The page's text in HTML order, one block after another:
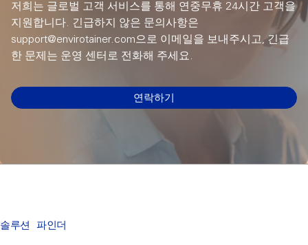
저희는 글로벌 고객 서비스를 통해 연중무휴 24시간 고객을
지원합니다. 긴급하지 않은 문의사항은
support@envirotainer.com으로 이메일을 보내주시고, 긴급
한 문제는 운영 센터로 전화해 주세요.
연락하기
솔루션 파인더